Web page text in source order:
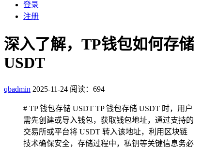
登录
注册
深入了解，TP钱包如何存储
USDT
qbadmin 2025-11-24 阅读：694
# TP 钱包存储 USDT TP 钱包存储 USDT 时，用户
需先创建或导入钱包，获取钱包地址，通过支持的
交易所或平台将 USDT 转入该地址，利用区块链
技术确保安全，存储过程中，私钥等关键信息务必